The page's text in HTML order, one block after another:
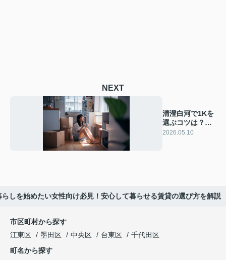
NEXT
清澄白河で1Kを
選ぶコツは？初
めての一人暮ら
2026.05.10
しを始めたい女性向け必見！安心して暮らせる賃貸の選び方を解説
市区町村から探す
江東区
墨田区 中央区 台東区
千代田区
町名から探す